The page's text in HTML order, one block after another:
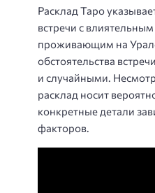
Расклад Таро
встречи с
проживающим на
обстоятельства
и случайными.
расклад носит
конкретные детали
факторов.